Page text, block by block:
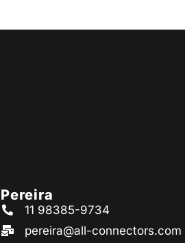
Pereira
11 98385-9734
pereira@all-connectors.com